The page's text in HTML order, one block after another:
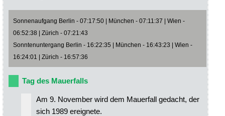
Sonnenaufgang Berlin - 07:17:50 | München - 07:11:37 | Wien -
06:52:38 | Zürich - 07:21:43
Sonntenuntergang Berlin - 16:22:35 | München - 16:43:23 | Wien -
16:24:01 | Zürich - 16:57:36
Tag des Mauerfalls
Am 9. November wird dem Mauerfall gedacht, der
sich 1989 ereignete.